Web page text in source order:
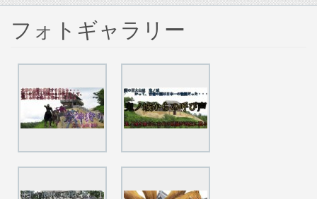
フォトギャラリー